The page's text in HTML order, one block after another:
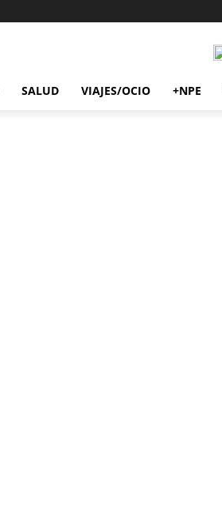
SALUD VIAJES/OCIO +NPE